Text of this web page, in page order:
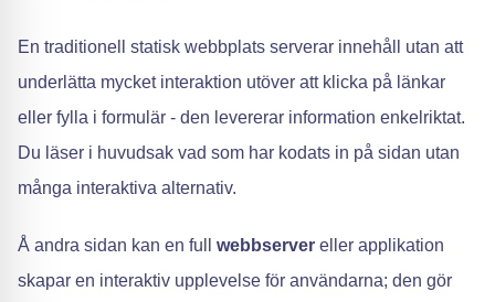
En traditionell statisk webbplats serverar innehåll utan att
underlätta mycket interaktion utöver att klicka på länkar
eller fylla i formulär - den levererar information enkelriktat.
Du läser i huvudsak vad som har kodats in på sidan utan
många interaktiva alternativ.
Å andra sidan kan en full webbserver eller applikation
skapar en interaktiv upplevelse för användarna; den gör